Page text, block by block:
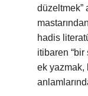
düzeltmek”
hadis
itibaren “bir
ek yazmak,